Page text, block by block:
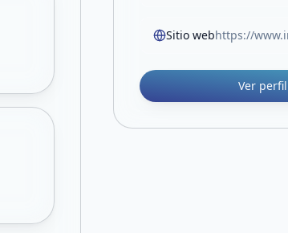
Sitio web
Ver